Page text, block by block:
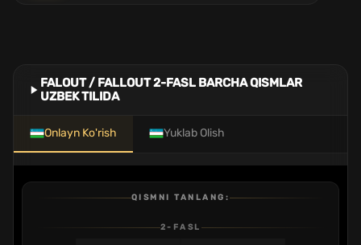
FALOUT / FALLOUT 2-FASL BARCHA QISMLAR
UZBEK TILIDA
Onlayn Ko'rish Yuklab Olish
QISMNI TANLANG:
2-FASL